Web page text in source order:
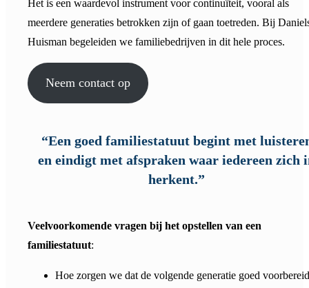
Het is een waardevol instrument voor continuïteit, vooral als
meerdere generaties betrokken zijn of gaan toetreden. Bij
Huisman begeleiden we familiebedrijven in dit hele proces.
Neem contact op
“Een goed familiestatuut begint met
en eindigt met afspraken waar iedereen zich
herkent.”
Veelvoorkomende vragen bij het opstellen van een
familiestatuut:
Hoe zorgen we dat de volgende generatie goed voorbereid